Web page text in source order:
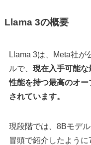
Llama 3の概要
Llama 3は、Meta社が
ルで、 現在入手可能
性能を持つ最高のオ
されています。
現段階では、8Bモデ
冒頭で紹介したように